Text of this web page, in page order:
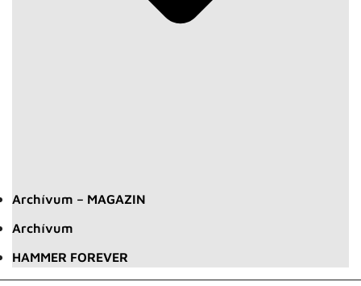
Archívum – MAGAZIN
Archívum
HAMMER FOREVER